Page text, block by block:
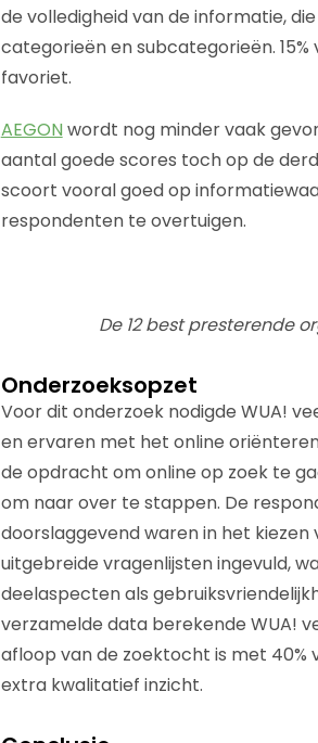
de volledigheid van de informatie,
categorieën en subcategorieën.
favoriet.
AEGON wordt nog minder vaak
aantal goede scores toch op de
scoort vooral goed op
respondenten te overtuigen.
De 12 best presterende
Onderzoeksopzet
Voor dit onderzoek nodigde WUA!
en ervaren met het online
de opdracht om online op zoek te
om naar over te stappen. De
doorslaggevend waren in het
uitgebreide vragenlijsten ingevuld,
deelaspecten als
verzamelde data berekende WUA!
afloop van de zoektocht is met 40%
extra kwalitatief inzicht.